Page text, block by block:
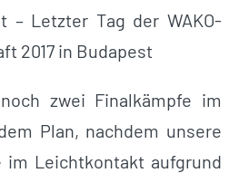
– Letzter Tag der WAKO-
2017 in Budapest
zwei Finalkämpfe im
Plan, nachdem unsere
im Leichtkontakt aufgrund